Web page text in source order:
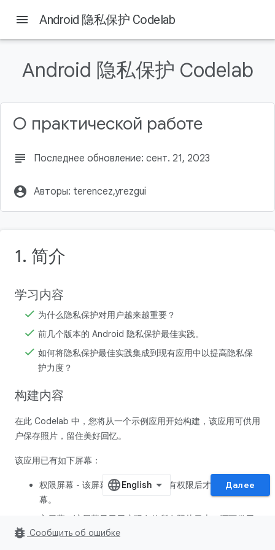
Содержание
构建内容
所需条件
添加用于请求相机权限的逻辑
如需查找参考代码（可选），请执行以下操作：
menu Android 隐私保护 Codelab
Android 隐私保护 Codelab
О практической работе
subject Последнее обновление: сент. 21, 2023
account_circle Авторы: terencez,yrezgui
1. 简介
学习内容
为什么隐私保护对用户越来越重要？
前几个版本的 Android 隐私保护最佳实践。
如何将隐私保护最佳实践集成到现有应用中以提高隐私保
护力度？
构建内容
在此 Codelab 中，您将从一个示例应用开始构建，该应用可供用
户保存照片，留住美好回忆。
该应用已有如下屏幕：
权限屏幕 - 该屏幕要求用户授予所有权限后才能转到主屏
幕。
主屏幕 - 该屏幕显示用户现有的所有照片日志，还可供用
户添加新的照片日志。
Далее
bug_report Сообщить об ошибке